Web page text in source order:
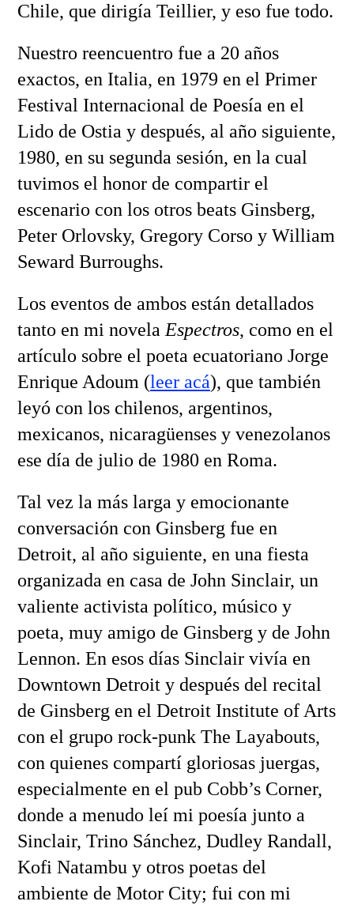
Chile, que dirigía Teillier, y eso fue todo.
Nuestro reencuentro fue a 20 años
exactos, en Italia, en 1979 en el Primer
Festival Internacional de Poesía en el
Lido de Ostia y después, al año siguiente,
1980, en su segunda sesión, en la cual
tuvimos el honor de compartir el
escenario con los otros beats Ginsberg,
Peter Orlovsky, Gregory Corso y William
Seward Burroughs.
Los eventos de ambos están detallados
tanto en mi novela Espectros, como en el
artículo sobre el poeta ecuatoriano Jorge
Enrique Adoum (leer acá), que también
leyó con los chilenos, argentinos,
mexicanos, nicaragüenses y venezolanos
ese día de julio de 1980 en Roma.
Tal vez la más larga y emocionante
conversación con Ginsberg fue en
Detroit, al año siguiente, en una fiesta
organizada en casa de John Sinclair, un
valiente activista político, músico y
poeta, muy amigo de Ginsberg y de John
Lennon. En esos días Sinclair vivía en
Downtown Detroit y después del recital
de Ginsberg en el Detroit Institute of Arts
con el grupo rock-punk The Layabouts,
con quienes compartí gloriosas juergas,
especialmente en el pub Cobb’s Corner,
donde a menudo leí mi poesía junto a
Sinclair, Trino Sánchez, Dudley Randall,
Kofi Natambu y otros poetas del
ambiente de Motor City; fui con mi